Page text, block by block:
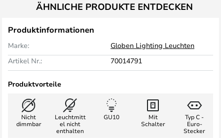
ÄHNLICHE PRODUKTE ENTDECKEN
Produktinformationen
Marke:
Globen Lighting Leuchten
Artikel Nr.:
70014791
Produktvorteile
Nicht
dimmbar
Leuchtmitt
el nicht
enthalten
GU10
Mit
Schalter
Typ C -
Euro-
Stecker